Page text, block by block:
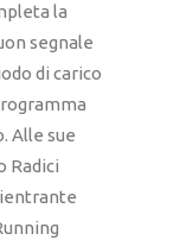
la
segnale
di carico
Alle sue
Radici